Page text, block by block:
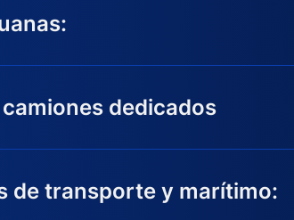
dedicados
de transporte y marítimo: